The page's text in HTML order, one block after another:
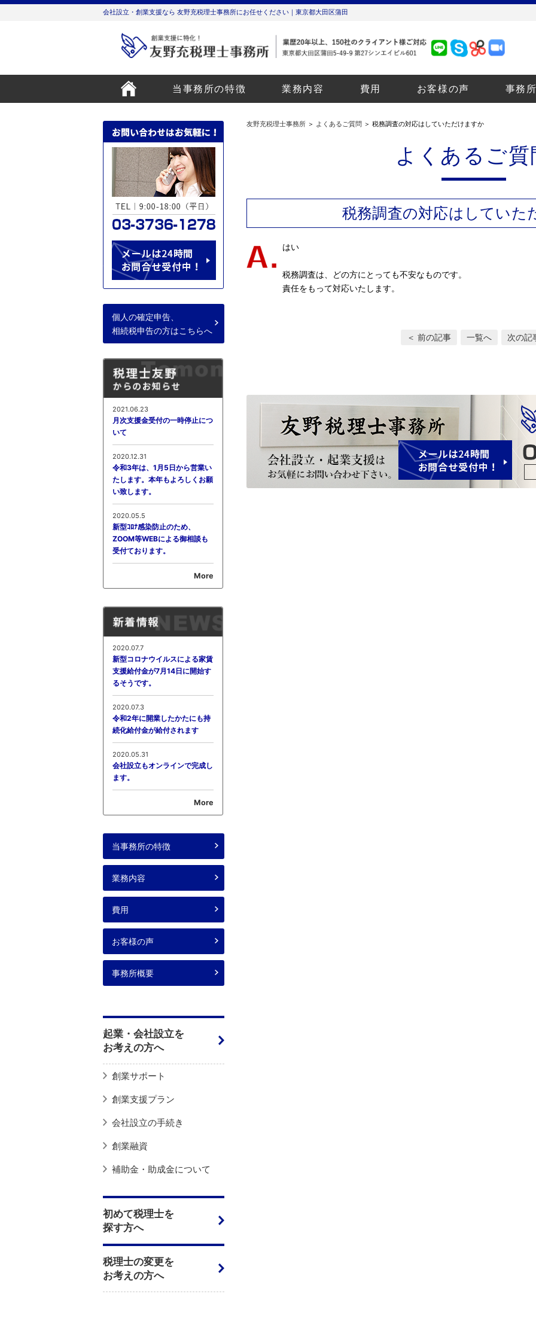
会社設立・創業支援なら 友野充税理士事務所にお任せください｜東京都大田区蒲田
当事務所の特徴 業務内容 費用 お客様の声 事務
友野充税理士事務所 ＞ よくあるご質問 ＞ 税務調査の対応はしていただけますか
よくあるご質
税務調査の対応はしていた
はい
税務調査は、どの方にとっても不安なものです。
責任をもって対応いたします。
＜ 前の記事 一覧へ 次の記
個人の確定申告、
相続税申告の方はこちらへ
2021.06.23
月次支援金受付の一時停止につ
いて
2020.12.31
令和3年は、1月5日から営業い
たします。本年もよろしくお願
い致します。
2020.05.5
新型ｺﾛﾅ感染防止のため、
ZOOM等WEBによる御相談も
受付ております。
More
2020.07.7
新型コロナウイルスによる家賃
支援給付金が7月14日に開始す
るそうです。
2020.07.3
令和2年に開業したかたにも持
続化給付金が給付されます
2020.05.31
会社設立もオンラインで完成し
ます。
More
当事務所の特徴
業務内容
費用
お客様の声
事務所概要
起業・会社設立を
お考えの方へ
創業サポート
創業支援プラン
会社設立の手続き
創業融資
補助金・助成金について
初めて税理士を
探す方へ
税理士の変更を
お考えの方へ